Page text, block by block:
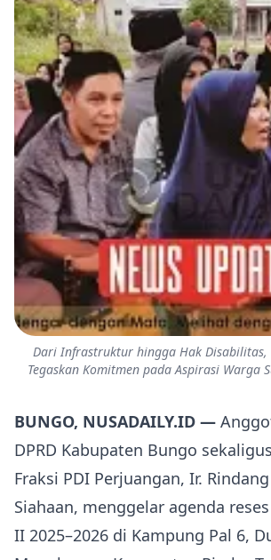
Dari Infrastruktur hingga Hak Disabilitas,
Tegaskan Komitmen pada Aspirasi Warga
BUNGO, NUSADAILY.ID —
DPRD Kabupaten Bungo
Fraksi PDI Perjuangan, Ir.
Siahaan, menggelar agenda
II 2025–2026 di Kampung Pal 6,